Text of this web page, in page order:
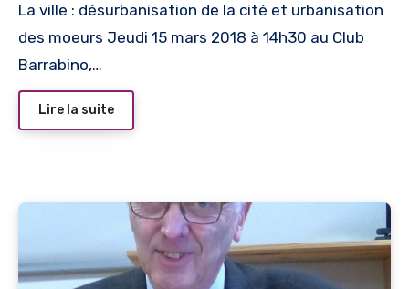
La ville : désurbanisation de la cité et urbanisation
des moeurs Jeudi 15 mars 2018 à 14h30 au Club
Barrabino,…
Lire la suite